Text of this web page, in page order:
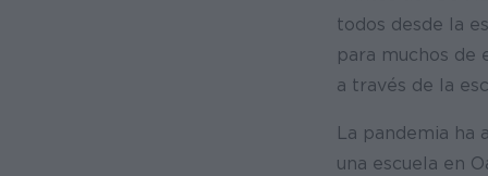
todos desde la
para muchos de
a través de la
La pandemia ha
una escuela en